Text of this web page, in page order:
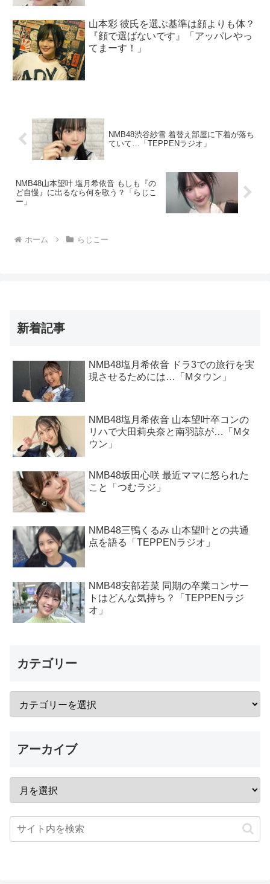
山本彩 彼氏を選ぶ基準は顔よりも体？
『顔で選ばないです』「アッパレやっ
てまーす！」
NMB48渋谷紗雪 着替え部屋に下着が落ち
ていて…「TEPPENラジオ」
NMB48山本望叶 塩月希依音 もしも『の
ど自慢』に出るなら何を歌う？「らじこ
ー」
ホーム らじこー
新着記事
NMB48塩月希依音 ドラ3での旅行を実
現させるためには…「Mタウン」
NMB48塩月希依音 山本望叶卒コンの
リハで大田莉央奈と南羽諒が…「Mタ
ウン」
NMB48坂田心咲 最近ママに怒られた
こと「つむラジ」
NMB48三鴨くるみ 山本望叶との共通
点を語る「TEPPENラジオ」
NMB48安部若菜 同期の卒業コンサー
トはどんな気持ち？「TEPPENラジ
オ」
カテゴリー
アーカイブ